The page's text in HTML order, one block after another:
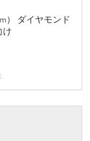
） ダイヤモンド
け